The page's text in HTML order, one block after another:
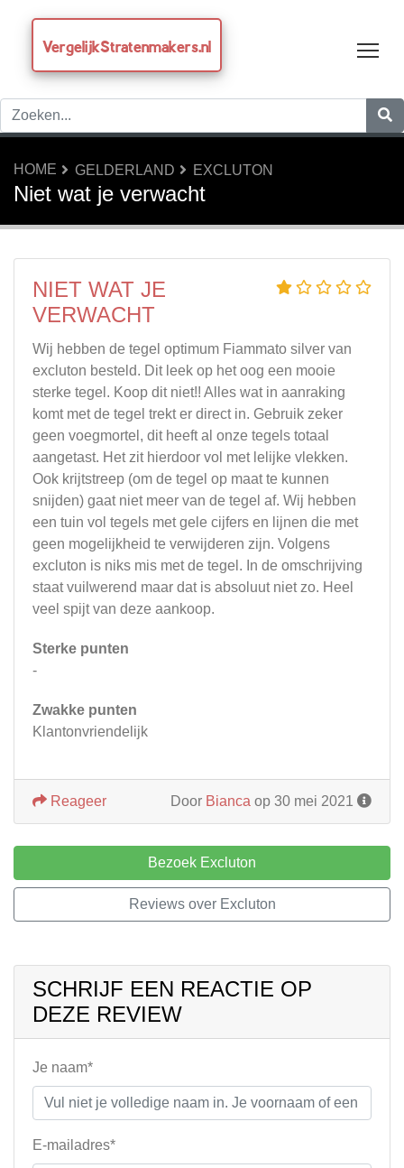
VergelijkStratenmakers.nl
HOME GELDERLAND EXCLUTON
Niet wat je verwacht
NIET WAT JE
VERWACHT
Wij hebben de tegel optimum Fiammato silver van
excluton besteld. Dit leek op het oog een mooie
sterke tegel. Koop dit niet!! Alles wat in aanraking
komt met de tegel trekt er direct in. Gebruik zeker
geen voegmortel, dit heeft al onze tegels totaal
aangetast. Het zit hierdoor vol met lelijke vlekken.
Ook krijtstreep (om de tegel op maat te kunnen
snijden) gaat niet meer van de tegel af. Wij hebben
een tuin vol tegels met gele cijfers en lijnen die met
geen mogelijkheid te verwijderen zijn. Volgens
excluton is niks mis met de tegel. In de omschrijving
staat vuilwerend maar dat is absoluut niet zo. Heel
veel spijt van deze aankoop.
Sterke punten
-
Zwakke punten
Klantonvriendelijk
Door Bianca op 30 mei 2021
Reageer
Bezoek Excluton
Reviews over Excluton
SCHRIJF EEN REACTIE OP
DEZE REVIEW
Je naam*
E-mailadres*